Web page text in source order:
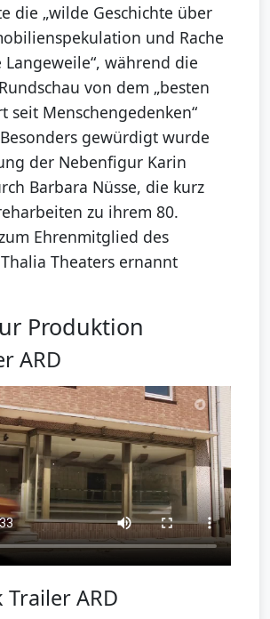
die „wilde Geschichte über
und Rache
Langeweile“, während die
von dem „besten
seit Menschengedenken“
gewürdigt wurde
der Nebenfigur Karin
Barbara Nüsse, die kurz
zu ihrem 80.
Ehrenmitglied des
Theaters ernannt
Produktion
ARD
Trailer ARD